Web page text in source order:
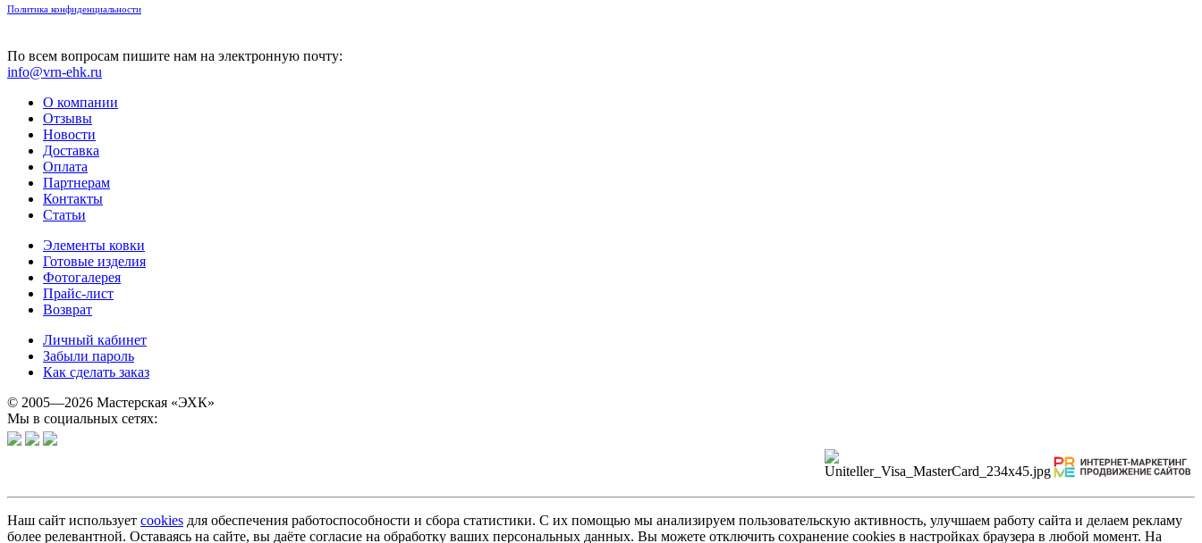
Политика конфиденциальности
По всем вопросам пишите нам на электронную почту:
info@vrn-ehk.ru
О компании
Отзывы
Новости
Доставка
Оплата
Партнерам
Контакты
Статьи
Элементы ковки
Готовые изделия
Фотогалерея
Прайс-лист
Возврат
Личный кабинет
Забыли пароль
Как сделать заказ
© 2005—2026 Мастерская «ЭХК»
Мы в социальных сетях:
Наш сайт использует cookies для обеспечения работоспособности и сбора статистики. С их помощью мы анализируем пользовательскую активность, улучшаем работу сайта и делаем рекламу
более релевантной. Оставаясь на сайте, вы даёте согласие на обработку ваших персональных данных. Вы можете отключить сохранение cookies в настройках браузера в любой момент. На